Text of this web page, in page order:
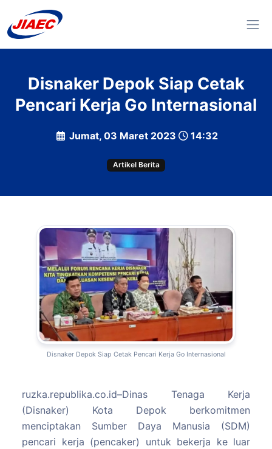
Disnaker Depok Siap Cetak
Pencari Kerja Go Internasional
Jumat, 03 Maret 2023 14:32
Artikel Berita
Disnaker Depok Siap Cetak Pencari Kerja Go Internasional
ruzka.republika.co.id–Dinas Tenaga Kerja
(Disnaker) Kota Depok berkomitmen
menciptakan Sumber Daya Manusia (SDM)
pencari kerja (pencaker) untuk bekerja ke luar